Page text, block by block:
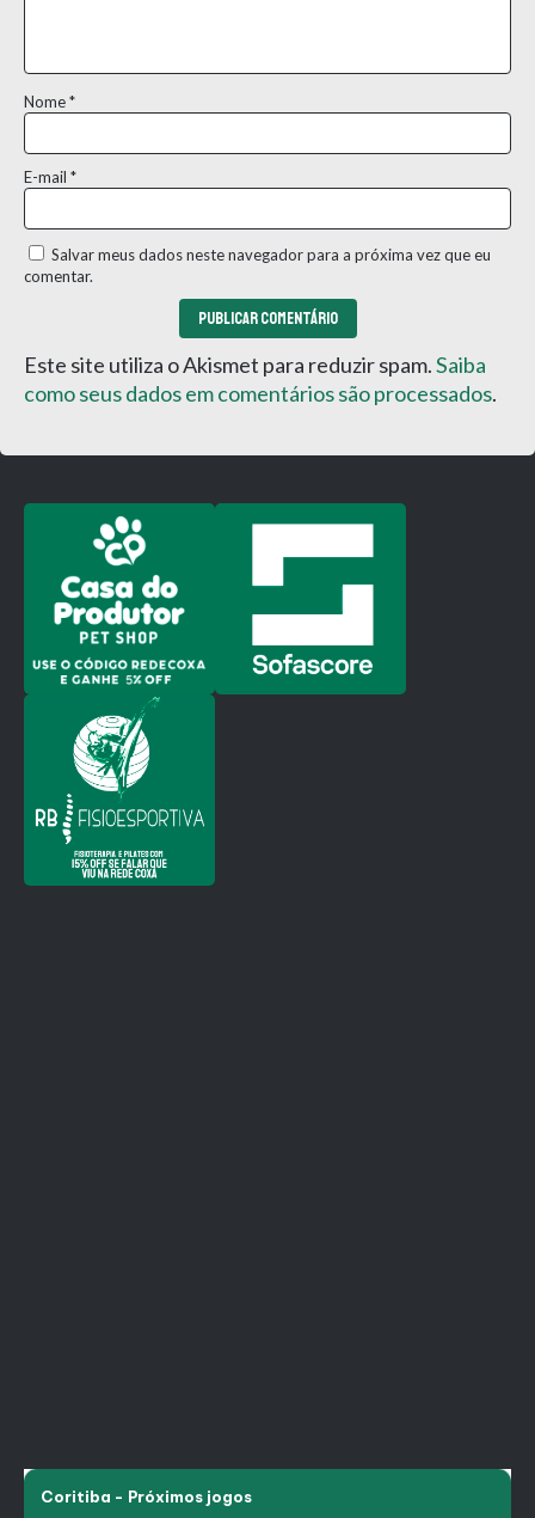
Nome*
E-mail *
Salvar meus dados neste navegador para a próxima vez que eu
comentar.
Este site utiliza o Akismet para reduzir spam.Saiba
como seus dados em comentários são processados.